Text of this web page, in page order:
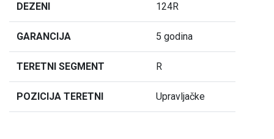
DEZENI 124R
GARANCIJA 5 godina
TERETNI SEGMENT R
POZICIJA TERETNI Upravljačke